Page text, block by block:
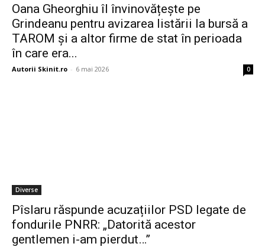
Oana Gheorghiu îl învinovățește pe
Grindeanu pentru avizarea listării la bursă a
TAROM și a altor firme de stat în perioada
în care era...
Autorii Skinit.ro - 6 mai 2026 0
Diverse
Pîslaru răspunde acuzațiilor PSD legate de
fondurile PNRR: „Datorită acestor
gentlemen i-am pierdut…”